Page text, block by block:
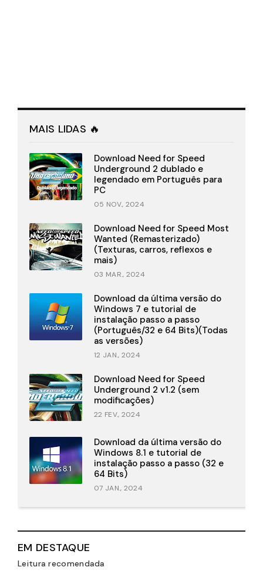
MAIS LIDAS 🔥
Download Need for Speed
Underground 2 dublado e
legendado em Português para
PC
05 NOV., 2024
Download Need for Speed Most
Wanted (Remasterizado)
(Texturas, carros, reflexos e
mais)
03 MAR., 2024
Download da última versão do
Windows 7 e tutorial de
instalação passo a passo
(Português/32 e 64 Bits)(Todas
as versões)
12 JAN., 2024
Download Need for Speed
Underground 2 v1.2 (sem
modificações)
22 FEV., 2024
Download da última versão do
Windows 8.1 e tutorial de
instalação passo a passo (32 e
64 Bits)
07 JAN., 2024
EM DESTAQUE
Leitura recomendada